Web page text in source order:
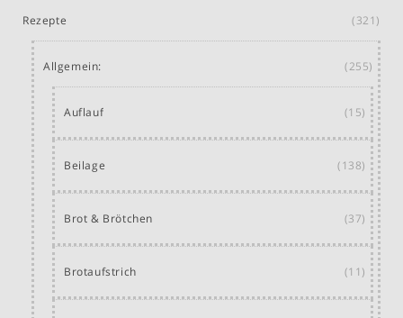
Rezepte (321)
Allgemein: (255)
Auflauf (15)
Beilage (138)
Brot & Brötchen (37)
Brotaufstrich (11)